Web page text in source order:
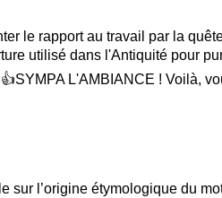
le rapport au travail par la
utilisé dans l'Antiquité pour
L'AMBIANCE ! Voilà,
l’origine étymologique du